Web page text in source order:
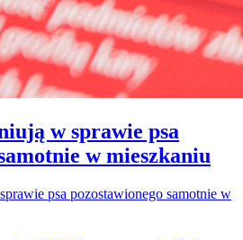
w sprawie psa
w mieszkaniu